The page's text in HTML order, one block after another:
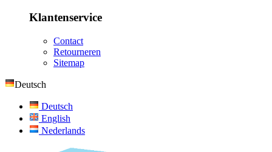
Klantenservice
Contact
Retourneren
Sitemap
Deutsch
Deutsch
English
Nederlands